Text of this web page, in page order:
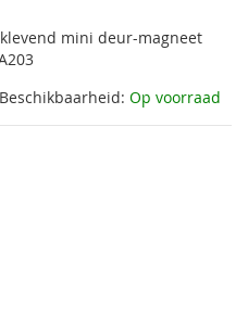
mini deur-magneet
Beschikbaarheid: Op voorraad